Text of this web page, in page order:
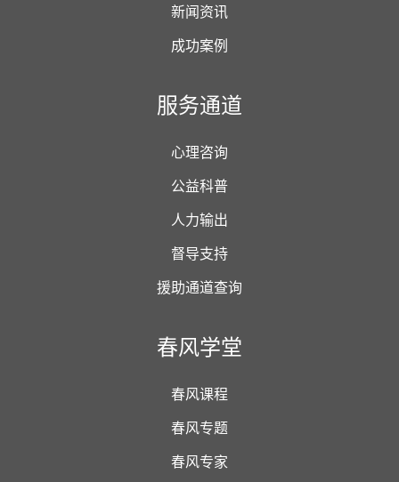
新闻资讯
成功案例
服务通道
心理咨询
公益科普
人力输出
督导支持
援助通道查询
春风学堂
春风课程
春风专题
春风专家